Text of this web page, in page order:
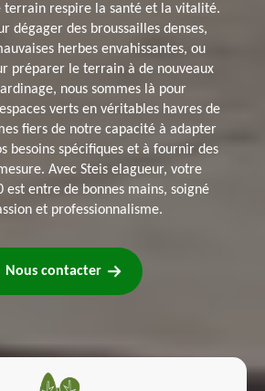
terrain respire la santé et la vitalité.
dégager des broussailles denses,
herbes envahissantes, ou
préparer le terrain à de nouveaux
nous sommes là pour
verts en véritables havres de
fiers de notre capacité à adapter
besoins spécifiques et à fournir des
Avec Steis elagueur, votre
est entre de bonnes mains, soigné
et professionnalisme.
Nous contacter